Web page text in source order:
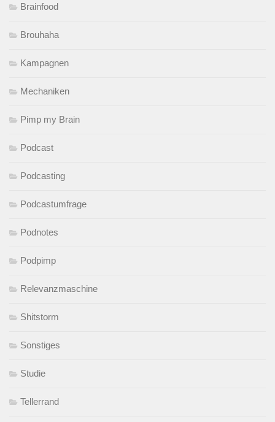
Brainfood
Brouhaha
Kampagnen
Mechaniken
Pimp my Brain
Podcast
Podcasting
Podcastumfrage
Podnotes
Podpimp
Relevanzmaschine
Shitstorm
Sonstiges
Studie
Tellerrand